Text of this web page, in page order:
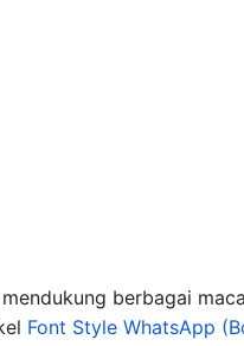
berbagai
Font Style WhatsApp